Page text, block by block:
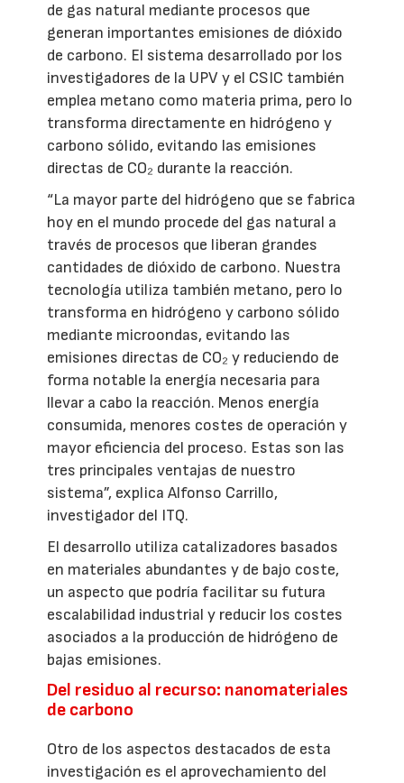
de gas natural mediante procesos que
generan importantes emisiones de dióxido
de carbono. El sistema desarrollado por los
investigadores de la UPV y el CSIC también
emplea metano como materia prima, pero lo
transforma directamente en hidrógeno y
carbono sólido, evitando las emisiones
directas de CO₂ durante la reacción.
“La mayor parte del hidrógeno que se fabrica
hoy en el mundo procede del gas natural a
través de procesos que liberan grandes
cantidades de dióxido de carbono. Nuestra
tecnología utiliza también metano, pero lo
transforma en hidrógeno y carbono sólido
mediante microondas, evitando las
emisiones directas de CO₂ y reduciendo de
forma notable la energía necesaria para
llevar a cabo la reacción. Menos energía
consumida, menores costes de operación y
mayor eficiencia del proceso. Estas son las
tres principales ventajas de nuestro
sistema”, explica Alfonso Carrillo,
investigador del ITQ.
El desarrollo utiliza catalizadores basados
en materiales abundantes y de bajo coste,
un aspecto que podría facilitar su futura
escalabilidad industrial y reducir los costes
asociados a la producción de hidrógeno de
bajas emisiones.
Del residuo al recurso: nanomateriales
de carbono
Otro de los aspectos destacados de esta
investigación es el aprovechamiento del